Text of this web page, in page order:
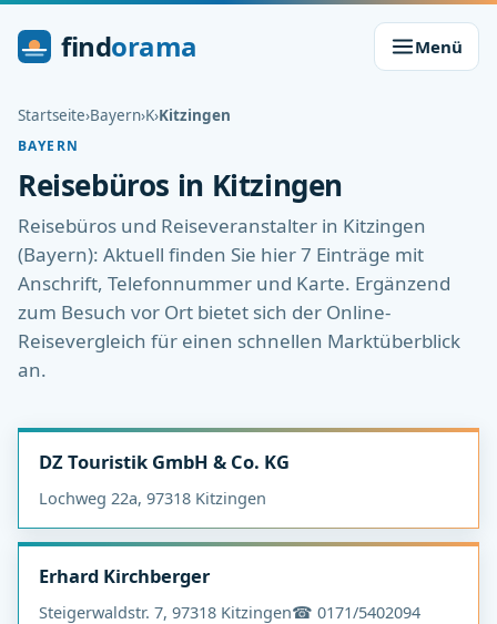
findorama Menü
Startseite›Bayern›K›Kitzingen
BAYERN
Reisebüros in Kitzingen
Reisebüros und Reiseveranstalter in Kitzingen
(Bayern): Aktuell finden Sie hier 7 Einträge mit
Anschrift, Telefonnummer und Karte. Ergänzend
zum Besuch vor Ort bietet sich der Online-
Reisevergleich für einen schnellen Marktüberblick
an.
DZ Touristik GmbH & Co. KG
Lochweg 22a, 97318 Kitzingen
Erhard Kirchberger
Steigerwaldstr. 7, 97318 Kitzingen☎ 0171/5402094